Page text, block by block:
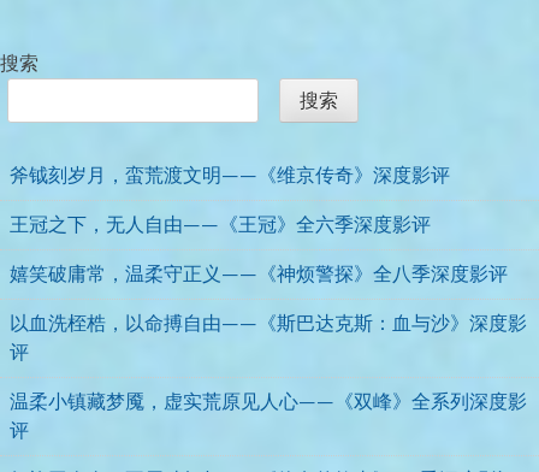
搜索
搜索
斧钺刻岁月，蛮荒渡文明——《维京传奇》深度影评
王冠之下，无人自由——《王冠》全六季深度影评
嬉笑破庸常，温柔守正义——《神烦警探》全八季深度影评
以血洗桎梏，以命搏自由——《斯巴达克斯：血与沙》深度影
评
温柔小镇藏梦魇，虚实荒原见人心——《双峰》全系列深度影
评